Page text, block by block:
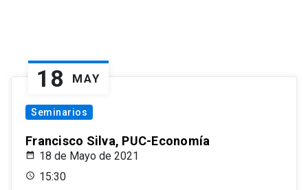
18 MAY
Seminarios
Francisco Silva, PUC-Economía
18 de Mayo de 2021
15:30